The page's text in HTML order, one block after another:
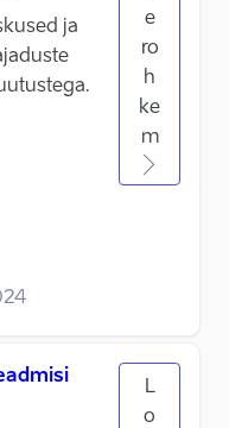
ja
e
ro
h
ke
m
L
o